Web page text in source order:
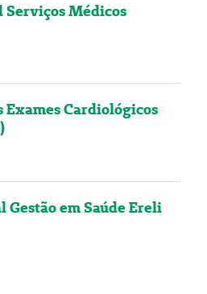
Serviços Médicos
Exames Cardiológicos
Gestão em Saúde Ereli